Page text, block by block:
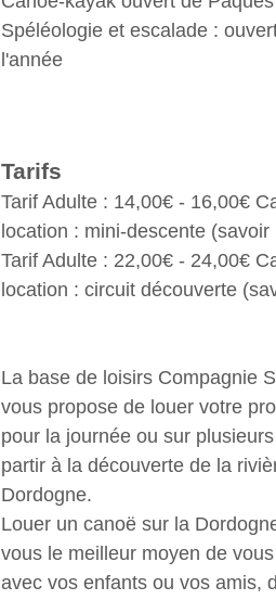
Spéléologie et escalade :
l'année
Tarifs
Tarif Adulte : 14,00€ - 16,00€
location : mini-descente (savoir
Tarif Adulte : 22,00€ - 24,00€
location : circuit découverte
La base de loisirs Compagnie
vous propose de louer votre
pour la journée ou sur
partir à la découverte de la
Dordogne.
Louer un canoë sur la
vous le meilleur moyen de
avec vos enfants ou vos amis,